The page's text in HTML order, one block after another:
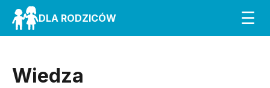
DLA RODZICÓW ☰
Wiedza